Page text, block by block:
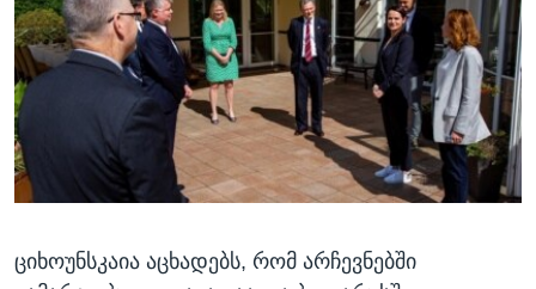
ციხოუნსკაია აცხადებს, რომ არჩევნებში